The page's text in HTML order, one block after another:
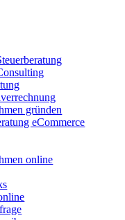
gründen
eCommerce
online